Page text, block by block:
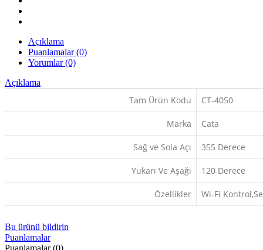
Açıklama
Puanlamalar (0)
Yorumlar (0)
Açıklama
Tam Ürün Kodu CT-4050
Marka Cata
Sağ ve Sola Açı 355 Derece
Yukarı Ve Aşağı 120 Derece
Özellikler Wi-Fi
Bu ürünü bildirin
Puanlamalar